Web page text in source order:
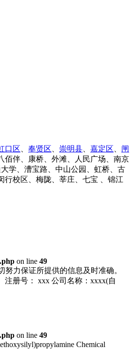
口区 奉贤区 崇明县 嘉定区
闸
佰伴、康桥、外滩、人民广场、南京
学、漕宝路、中山公园、虹桥、古
行校区、梅陇、莘庄、七宝 、锦江
on line 49
努力保证所提供的信息及时准确。
注册号： xxx 公司名称：xxxx(自
on line 49
Chemical